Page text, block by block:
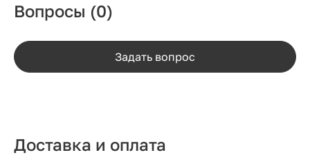
Вопросы (0)
Задать вопрос
Доставка и оплата